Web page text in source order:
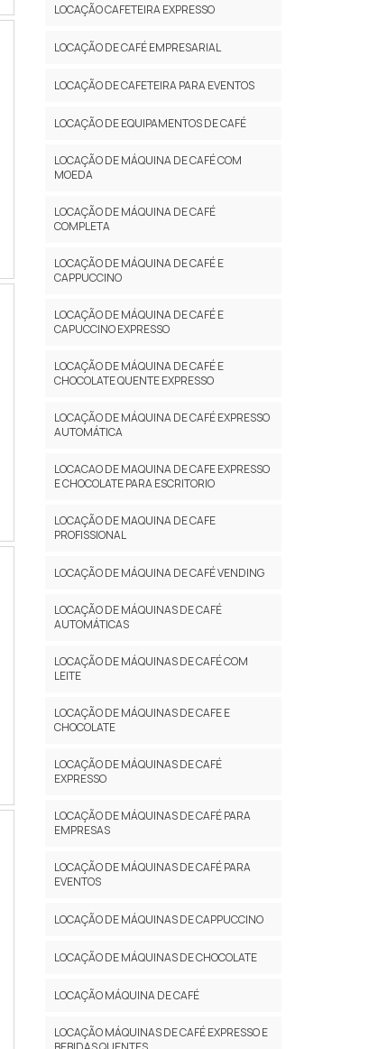
LOCAÇÃO CAFETEIRA EXPRESSO
LOCAÇÃO DE CAFÉ EMPRESARIAL
LOCAÇÃO DE CAFETEIRA PARA EVENTOS
LOCAÇÃO DE EQUIPAMENTOS DE CAFÉ
LOCAÇÃO DE MÁQUINA DE CAFÉ COM
MOEDA
LOCAÇÃO DE MÁQUINA DE CAFÉ
COMPLETA
LOCAÇÃO DE MÁQUINA DE CAFÉ E
CAPPUCCINO
LOCAÇÃO DE MÁQUINA DE CAFÉ E
CAPUCCINO EXPRESSO
LOCAÇÃO DE MÁQUINA DE CAFÉ E
CHOCOLATE QUENTE EXPRESSO
LOCAÇÃO DE MÁQUINA DE CAFÉ EXPRESSO
AUTOMÁTICA
LOCACAO DE MAQUINA DE CAFE EXPRESSO
E CHOCOLATE PARA ESCRITORIO
LOCAÇÃO DE MAQUINA DE CAFE
PROFISSIONAL
LOCAÇÃO DE MÁQUINA DE CAFÉ VENDING
LOCAÇÃO DE MÁQUINAS DE CAFÉ
AUTOMÁTICAS
LOCAÇÃO DE MÁQUINAS DE CAFÉ COM
LEITE
LOCAÇÃO DE MÁQUINAS DE CAFE E
CHOCOLATE
LOCAÇÃO DE MÁQUINAS DE CAFÉ
EXPRESSO
LOCAÇÃO DE MÁQUINAS DE CAFÉ PARA
EMPRESAS
LOCAÇÃO DE MÁQUINAS DE CAFÉ PARA
EVENTOS
LOCAÇÃO DE MÁQUINAS DE CAPPUCCINO
LOCAÇÃO DE MÁQUINAS DE CHOCOLATE
LOCAÇÃO MÁQUINA DE CAFÉ
LOCAÇÃO MÁQUINAS DE CAFÉ EXPRESSO E